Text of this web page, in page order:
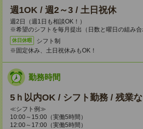
週1OK / 週2～3 / 土日祝休
週2日（週1日も相談OK！）
※希望のシフトを毎月提出（日数と曜日の組み合
休日休暇
シフト制
※固定休み、土日祝休みもOK！
勤務時間
5ｈ以内OK / シフト勤務 / 残業
≪シフト例≫
10:00～15:00（実働5時間）
12:00～17:00（実働5時間）